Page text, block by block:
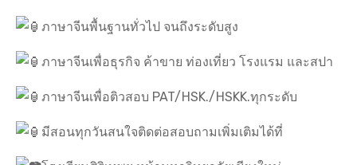
ภาษาจีนพื้นฐานทั่วไป จนถึงระดับสูง
ภาษาจีนเพื่อธุรกิจ ค้าขาย ท่องเที่ยว โรงแรม และสปา
ภาษาจีนเพื่อติวสอบ PAT/HSK./HSKK.ทุกระดับ
มีสอนทุกวันสนใจติดต่อสอบถามเพิ่มเติมได้ที่